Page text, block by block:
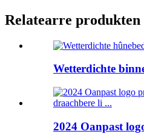
Relatearre produkten
Wetterdichte
2024 Oanpast